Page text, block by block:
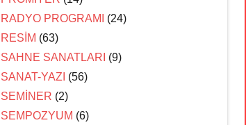
RADYO PROGRAMI
(24)
RESİM (63)
SAHNE SANATLARI (9)
SANAT-YAZI (56)
SEMİNER (2)
SEMPOZYUM (6)